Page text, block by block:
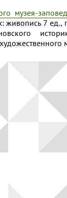
музея-
живопись 7 ед.,